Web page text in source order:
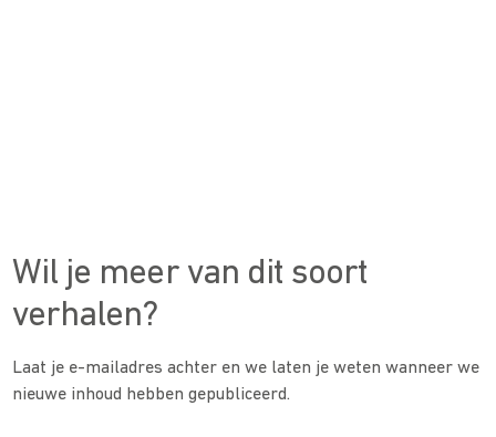
Wil je meer van dit soort
verhalen?
Laat je e-mailadres achter en we laten je weten wanneer we
nieuwe inhoud hebben gepubliceerd.